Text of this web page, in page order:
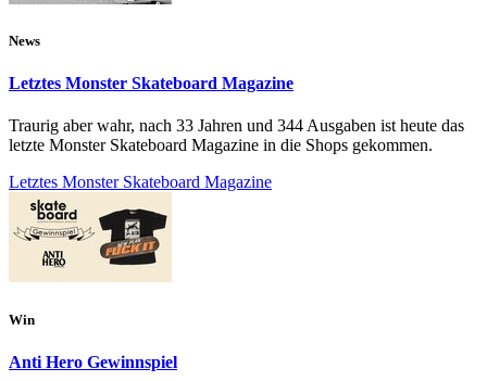
News
Letztes Monster Skateboard Magazine
Traurig aber wahr, nach 33 Jahren und 344 Ausgaben ist heute das
letzte Monster Skateboard Magazine in die Shops gekommen.
Letztes Monster Skateboard Magazine
Win
Anti Hero Gewinnspiel